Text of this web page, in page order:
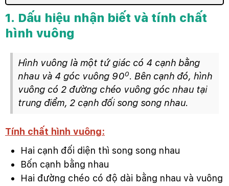
1. Dấu hiệu nhận biết và tính chất
hình vuông
Hình vuông là một tứ giác có 4 cạnh bằng
nhau và 4 góc vuông 900. Bên cạnh đó, hình
vuông có 2 đường chéo vuông góc nhau tại
trung điểm, 2 cạnh đối song song nhau.
Tính chất hình vuông:
Hai cạnh đối diện thì song song nhau
Bốn cạnh bằng nhau
Hai đường chéo có độ dài bằng nhau và vuông